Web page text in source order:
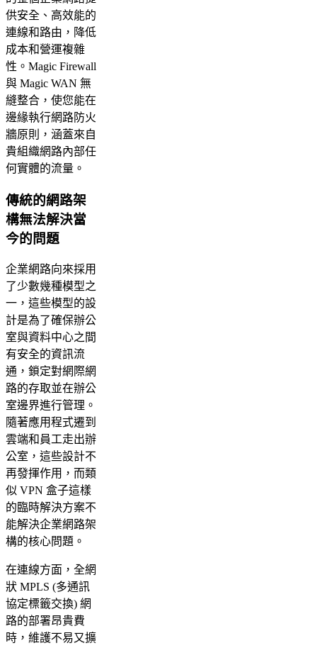
供安全、高效能的
連線和路由，降低
成本和營運複雜
性。Magic Firewall
與 Magic WAN 無
縫整合，使您能在
邊緣執行網路防火
牆原則，涵蓋來自
貴組織網路內部任
何實體的流量。
傳統的網路架
構無法解決當
今的問題
企業網路向來採用
了少數幾種模型之
一，這些模型的設
計是為了確保辦公
室與資料中心之間
有安全的資訊流
通，鎖定對網際網
路的存取並在辦公
室邊界進行管理。
隨著應用程式遷到
雲端和員工走出辦
公室，這些設計不
再發揮作用，而類
似 VPN 盒子這樣
的臨時解決方案不
能解決企業網路架
構的核心問題。
在連線方面，全網
狀 MPLS (多通訊
協定標籤交換) 網
路的部署昂貴費
時，維護不易又擴